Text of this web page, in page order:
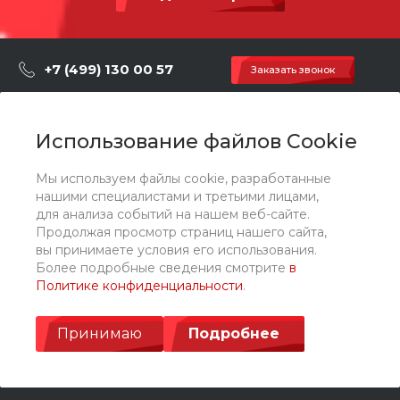
Использование файлов Cookie
Мы используем файлы cookie, разработанные
нашими специалистами и третьими лицами,
для анализа событий на нашем веб-сайте.
Продолжая просмотр страниц нашего сайта,
вы принимаете условия его использования.
Более подробные сведения смотрите в
Политике конфиденциальности.
Принимаю Подробнее
е крепление
+7 (499) 130 00 57 Заказать звонок
г. Москва, Марксистская 3 стр.2
О компании
Каталог
Услуги